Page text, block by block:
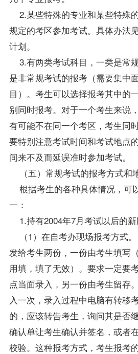
2.某些特殊的专业和某些特殊
规定的考区参加考试。具体办法
计划。
3.有两类考试科目，一类是常
是非常规考试的报考（需要集中
目）。考生可以选择报考其中的
别同时报考。对于一个考生来说
有可能不在同一个考区，考生同
要特别注意考试时间和考试地点
间来不及而延误准时参加考试。
（五）常规考试的报考方式和地
根据考生的各种具体情况，可
一：
1.持有2004年7月考试以后的
（1）在自考办现场报考方式。
发给考生两份，一份由考生填写
用填，填了无效）。要求一定要
点当面录入，另一份由考生留存
入一次，录入过程中电脑有转移
的，应该转告考生，询问其是否
确认单让考生确认并签名，或者
校验。这种报考方式，考生报考